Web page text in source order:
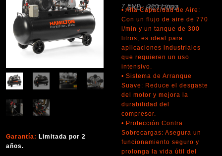
Garantía: Limitada por 2
años.
SKU: HCTC002
7,5HP · 300 Litros
• Alta Capacidad de Aire:
Con un flujo de aire de 770
l/min y un tanque de 300
litros, es ideal para
aplicaciones industriales
que requieren un uso
intensivo.
• Sistema de Arranque
Suave: Reduce el desgaste
del motor y mejora la
durabilidad del
compresor.
• Protección Contra
Sobrecargas: Asegura un
funcionamiento seguro y
prolonga la vida útil del